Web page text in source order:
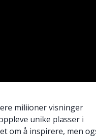
miliioner visninger
unike plasser i
om å inspirere, men